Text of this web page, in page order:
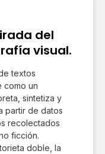
del
visual.
textos
como un
sintetiza y
partir de datos
recolectados
ficción.
doble, la